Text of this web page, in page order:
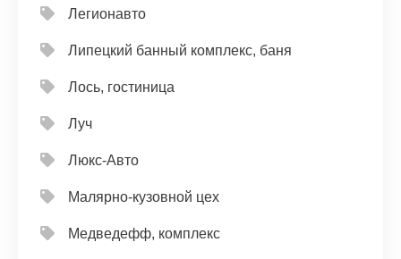
Легионавто
Липецкий банный комплекс, баня
Лось, гостиница
Луч
Люкс-Авто
Малярно-кузовной цех
Медведефф, комплекс